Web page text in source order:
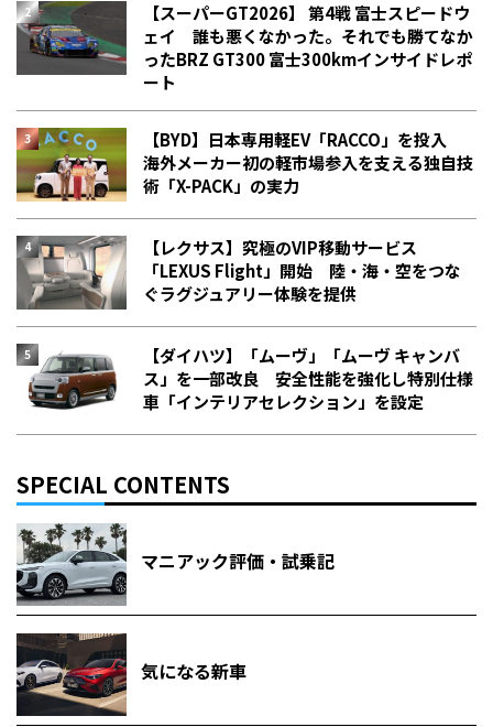
【スーパーGT2026】 第4戦 富士スピードウ
ェイ 誰も悪くなかった。それでも勝てなか
った――BRZ GT300 富士300kmインサイドレポ
ート
【BYD】日本専用軽EV「RACCO」を投入
海外メーカー初の軽市場参入を支える独自技
術「X-PACK」の実力
【レクサス】究極のVIP移動サービス
「LEXUS Flight」開始 陸・海・空をつな
ぐラグジュアリー体験を提供
【ダイハツ】「ムーヴ」「ムーヴ キャンバ
ス」を一部改良 安全性能を強化し特別仕様
車「インテリアセレクション」を設定
SPECIAL CONTENTS
マニアック評価・試乗記
気になる新車